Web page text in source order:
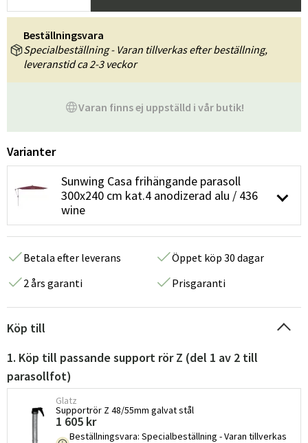
Varan finns ej uppställd i vår butik!
Beställningsvara
Specialbeställning - Varan tillverkas efter beställning,
leveranstid ca 2-3 veckor
Varianter
Sunwing Casa frihängande parasoll
300x240 cm kat.4 anodizerad alu / 436
wine
Betala efter leverans
Öppet köp 30 dagar
2 års garanti
Prisgaranti
Köp till
1. Köp till passande support rör Z (del 1 av 2 till
parasollfot)
Glatz
Supportrör Z 48/55mm galvat stål
1 605 kr
Beställningsvara: Specialbeställning - Varan tillverkas